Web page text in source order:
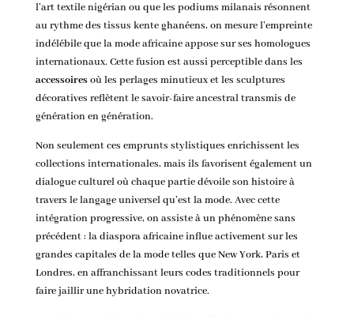
l’art textile nigérian ou que les podiums milanais résonnent
au rythme des tissus kente ghanéens, on mesure l’empreinte
indélébile que la mode africaine appose sur ses homologues
internationaux. Cette fusion est aussi perceptible dans les
accessoiresoù les perlages minutieux et les sculptures
décoratives reflètent le savoir-faire ancestral transmis de
génération en génération.
Non seulement ces emprunts stylistiques enrichissent les
collections internationales, mais ils favorisent également un
dialogue culturel où chaque partie dévoile son histoire à
travers le langage universel qu’est la mode. Avec cette
intégration progressive, on assiste à un phénomène sans
précédent : la diaspora africaine influe activement sur les
grandes capitales de la mode telles que New York, Paris et
Londres, en affranchissant leurs codes traditionnels pour
faire jaillir une hybridation novatrice.